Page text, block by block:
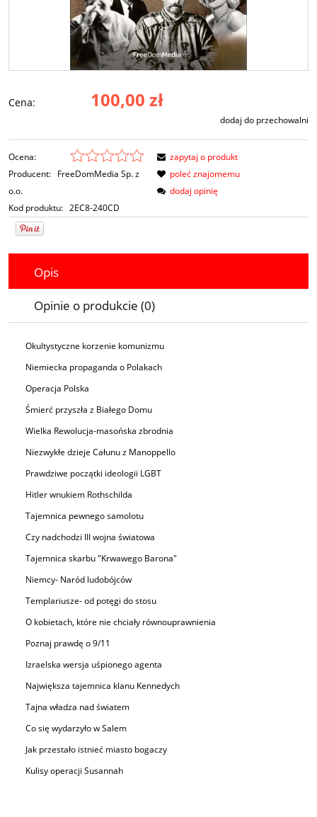
Cena: 100,00 zł
dodaj do przechowalni
Ocena:
Producent: FreeDomMedia Sp. z
o.o.
Kod produktu: 2EC8-240CD
zapytaj o produkt
poleć znajomemu
dodaj opinię
Opis
Opinie o produkcie (0)
Okultystyczne korzenie komunizmu
Niemiecka propaganda o Polakach
Operacja Polska
Śmierć przyszła z Białego Domu
Wielka Rewolucja-masońska zbrodnia
Niezwykłe dzieje Całunu z Manoppello
Prawdziwe początki ideologii LGBT
Hitler wnukiem Rothschilda
Tajemnica pewnego samolotu
Czy nadchodzi III wojna światowa
Tajemnica skarbu "Krwawego Barona"
Niemcy- Naród ludobójców
Templariusze- od potęgi do stosu
O kobietach, które nie chciały równouprawnienia
Poznaj prawdę o 9/11
Izraelska wersja uśpionego agenta
Największa tajemnica klanu Kennedych
Tajna władza nad światem
Co się wydarzyło w Salem
Jak przestało istnieć miasto bogaczy
Kulisy operacji Susannah